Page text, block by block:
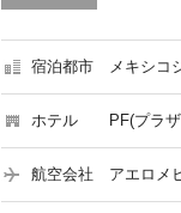
宿泊都市 メキシコ
ホテル PF(プラ
航空会社 アエロメ